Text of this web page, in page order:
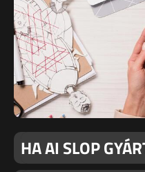
HA AI SLOP